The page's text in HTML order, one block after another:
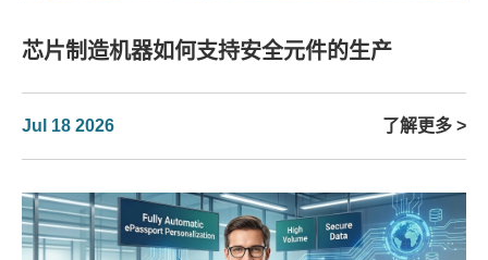
芯片制造机器如何支持安全元件的生产
Jul 18 2026 了解更多 >